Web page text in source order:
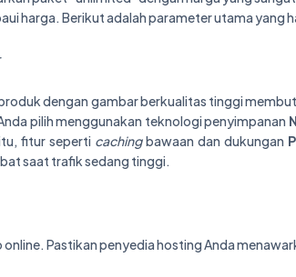
harga. Berikut adalah parameter utama yang
dengan gambar berkualitas tinggi
pilih menggunakan teknologi penyimpanan
fitur seperti cachingbawaan dan dukungan
saat trafik sedang tinggi.
Pastikan penyedia hosting Anda